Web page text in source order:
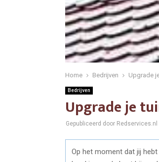
Home Bedrijven Upgrade
Bedrijven
Upgrade je
Gepubliceerd door Redservices.nl
Op het moment dat jij